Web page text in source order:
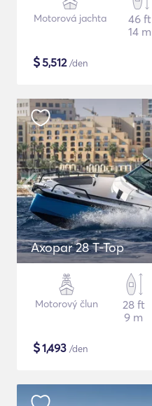
Motorová jachta
46 ft
14 m
$5,512/den
Axopar 28 T-Top
Motorový člun
28 ft
9 m
$1,493 /den